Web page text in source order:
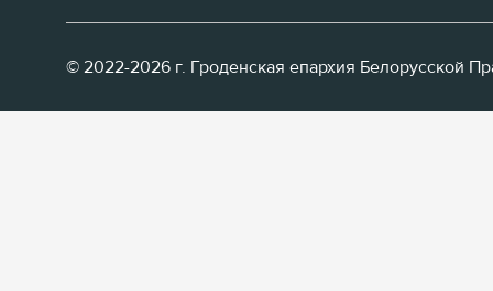
© 2022-2026 г. Гроденская епархия Белорусской